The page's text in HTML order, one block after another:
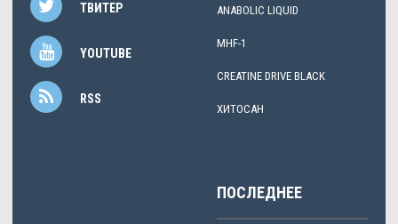
ТВИТЕР
YOUTUBE
RSS
ANABOLIC LIQUID
MHF-1
CREATINE DRIVE BLACK
ХИТОСАН
ПОСЛЕДНЕЕ